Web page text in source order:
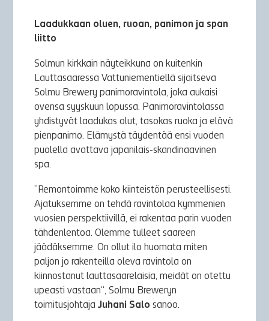
Laadukkaan oluen, ruoan, panimon ja span
liitto
Solmun kirkkain näyteikkuna on kuitenkin
Lauttasaaressa Vattuniementiellä sijaitseva
Solmu Brewery panimoravintola, joka aukaisi
ovensa syyskuun lopussa. Panimoravintolassa
yhdistyvät laadukas olut, tasokas ruoka ja elävä
pienpanimo. Elämystä täydentää ensi vuoden
puolella avattava japanilais-skandinaavinen
spa.
”Remontoimme koko kiinteistön perusteellisesti.
Ajatuksemme on tehdä ravintolaa kymmenien
vuosien perspektiivillä, ei rakentaa parin vuoden
tähdenlentoa. Olemme tulleet saareen
jäädäksemme. On ollut ilo huomata miten
paljon jo rakenteilla oleva ravintola on
kiinnostanut lauttasaarelaisia, meidät on otettu
upeasti vastaan“, Solmu Breweryn
toimitusjohtajaJuhani Salo sanoo.